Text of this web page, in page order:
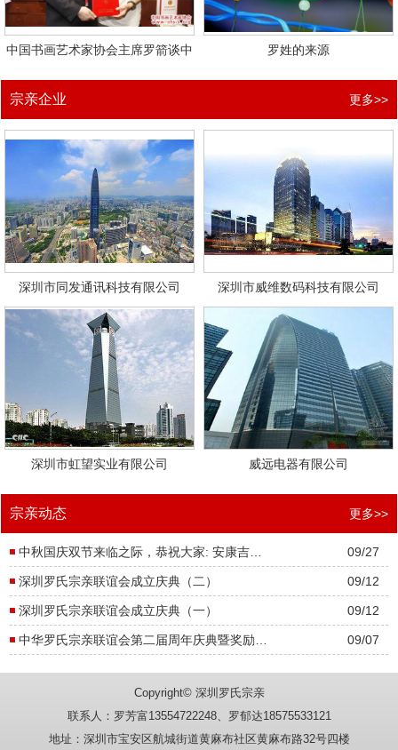
中国书画艺术家协会主席罗箭谈中 罗姓的来源
宗亲企业 更多>>
深圳市同发通讯科技有限公司 深圳市威维数码科技有限公司
深圳市虹望实业有限公司 威远电器有限公司
宗亲动态 更多>>
09/27
深圳罗氏宗亲联谊会成立庆典（二） 09/12
深圳罗氏宗亲联谊会成立庆典（一） 09/12
09/07
Copyright© 深圳罗氏宗亲
联系人：罗芳富13554722248、罗郁达18575533121
地址：深圳市宝安区航城街道黄麻布社区黄麻布路32号四楼